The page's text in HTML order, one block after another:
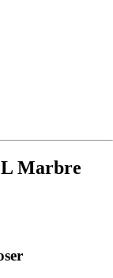
Marbre